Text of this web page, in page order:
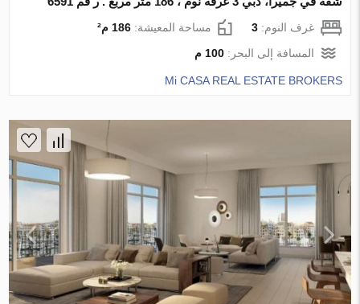
غرف النوم:3 مساحة المعيشة:186 م²
المسافة إلى البحر:100 م
Mi CASA REAL ESTATE BROKERS